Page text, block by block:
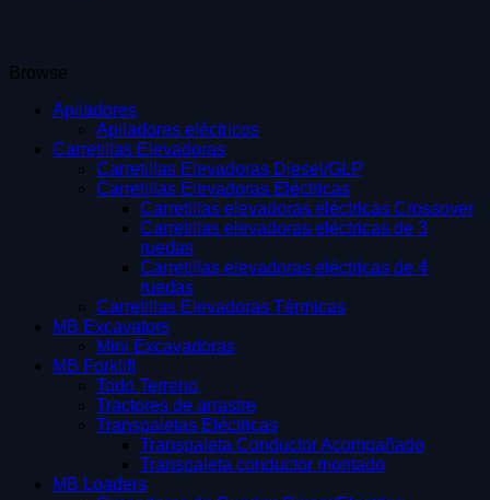
Browse
Apiladores
Apiladores eléctricos
Carretillas Elevadoras
Carretillas Elevadoras Diesel/GLP
Carretillas Elevadoras Eléctricas
Carretillas elevadoras eléctricas Crossover
Carretillas elevadoras eléctricas de 3
ruedas
Carretillas elevadoras eléctricas de 4
ruedas
Carretillas Elevadoras Térmicas
MB Excavators
Mini Excavadoras
MB Forklift
Todo Terreno
Tractores de arrastre
Transpaletas Eléctricas
Transpaleta Conductor Acompañado
Transpaleta conductor montado
MB Loaders